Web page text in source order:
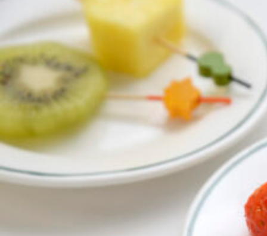
私と店のはなし
今月の京みやげ
京都の書店
CULTURE